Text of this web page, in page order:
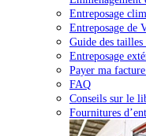
Entreposage
Entreposage de
Guide des
Entreposage
Payer ma
FAQ
Conseils sur le
Fournitures